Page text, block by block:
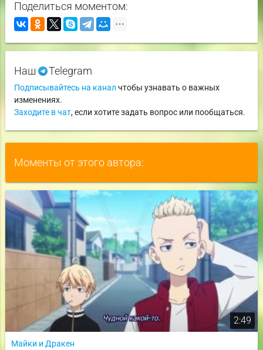
Поделиться моментом:
Наш Telegram
Подписывайтесь на канал чтобы узнавать о важных
изменениях.
Заходите в чат, если хотите задать вопрос или пообщаться.
Моменты от этого автора:
2:49
Майки и Дракен